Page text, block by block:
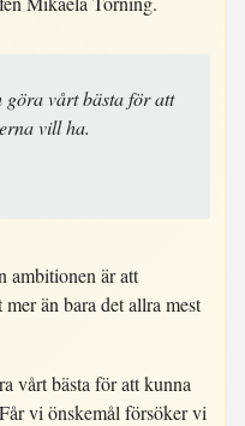
vårt bästa för att
vill ha.
ambitionen är att
än bara det allra mest
vårt bästa för att kunna
vi önskemål försöker vi